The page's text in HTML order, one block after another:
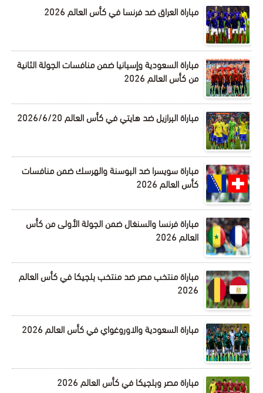
مباراة العراق ضد فرنسا في كأس العالم 2026
مباراة السعودية وإسبانيا ضمن منافسات الجولة الثانية
من كأس العالم 2026
مباراة البرازيل ضد هايتي في كأس العالم 2026/6/20
مباراة سويسرا ضد البوسنة والهرسك ضمن منافسات
كأس العالم 2026
مباراة فرنسا والسنغال ضمن الجولة الأولى من كأس
العالم 2026
مباراة منتخب مصر ضد منتخب بلجيكا في كأس العالم
2026
مباراة السعودية والاوروغواي في كأس العالم 2026
مباراة مصر وبلجيكا في كأس العالم 2026